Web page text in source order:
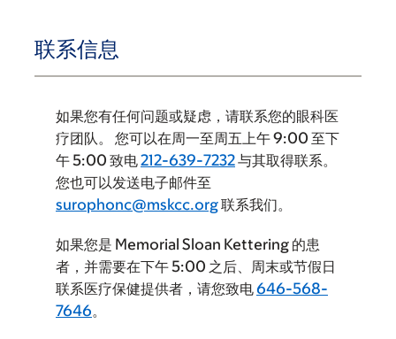
联系信息
如果您有任何问题或疑虑，请联系您的眼科医
疗团队。 您可以在周一至周五上午 9:00 至下
午 5:00 致电212-639-7232与其取得联系。
您也可以发送电子邮件至
surophonc@mskcc.org联系我们。
如果您是 Memorial Sloan Kettering 的患
者，并需要在下午 5:00 之后、周末或节假日
联系医疗保健提供者，请您致电646-568-
7646。